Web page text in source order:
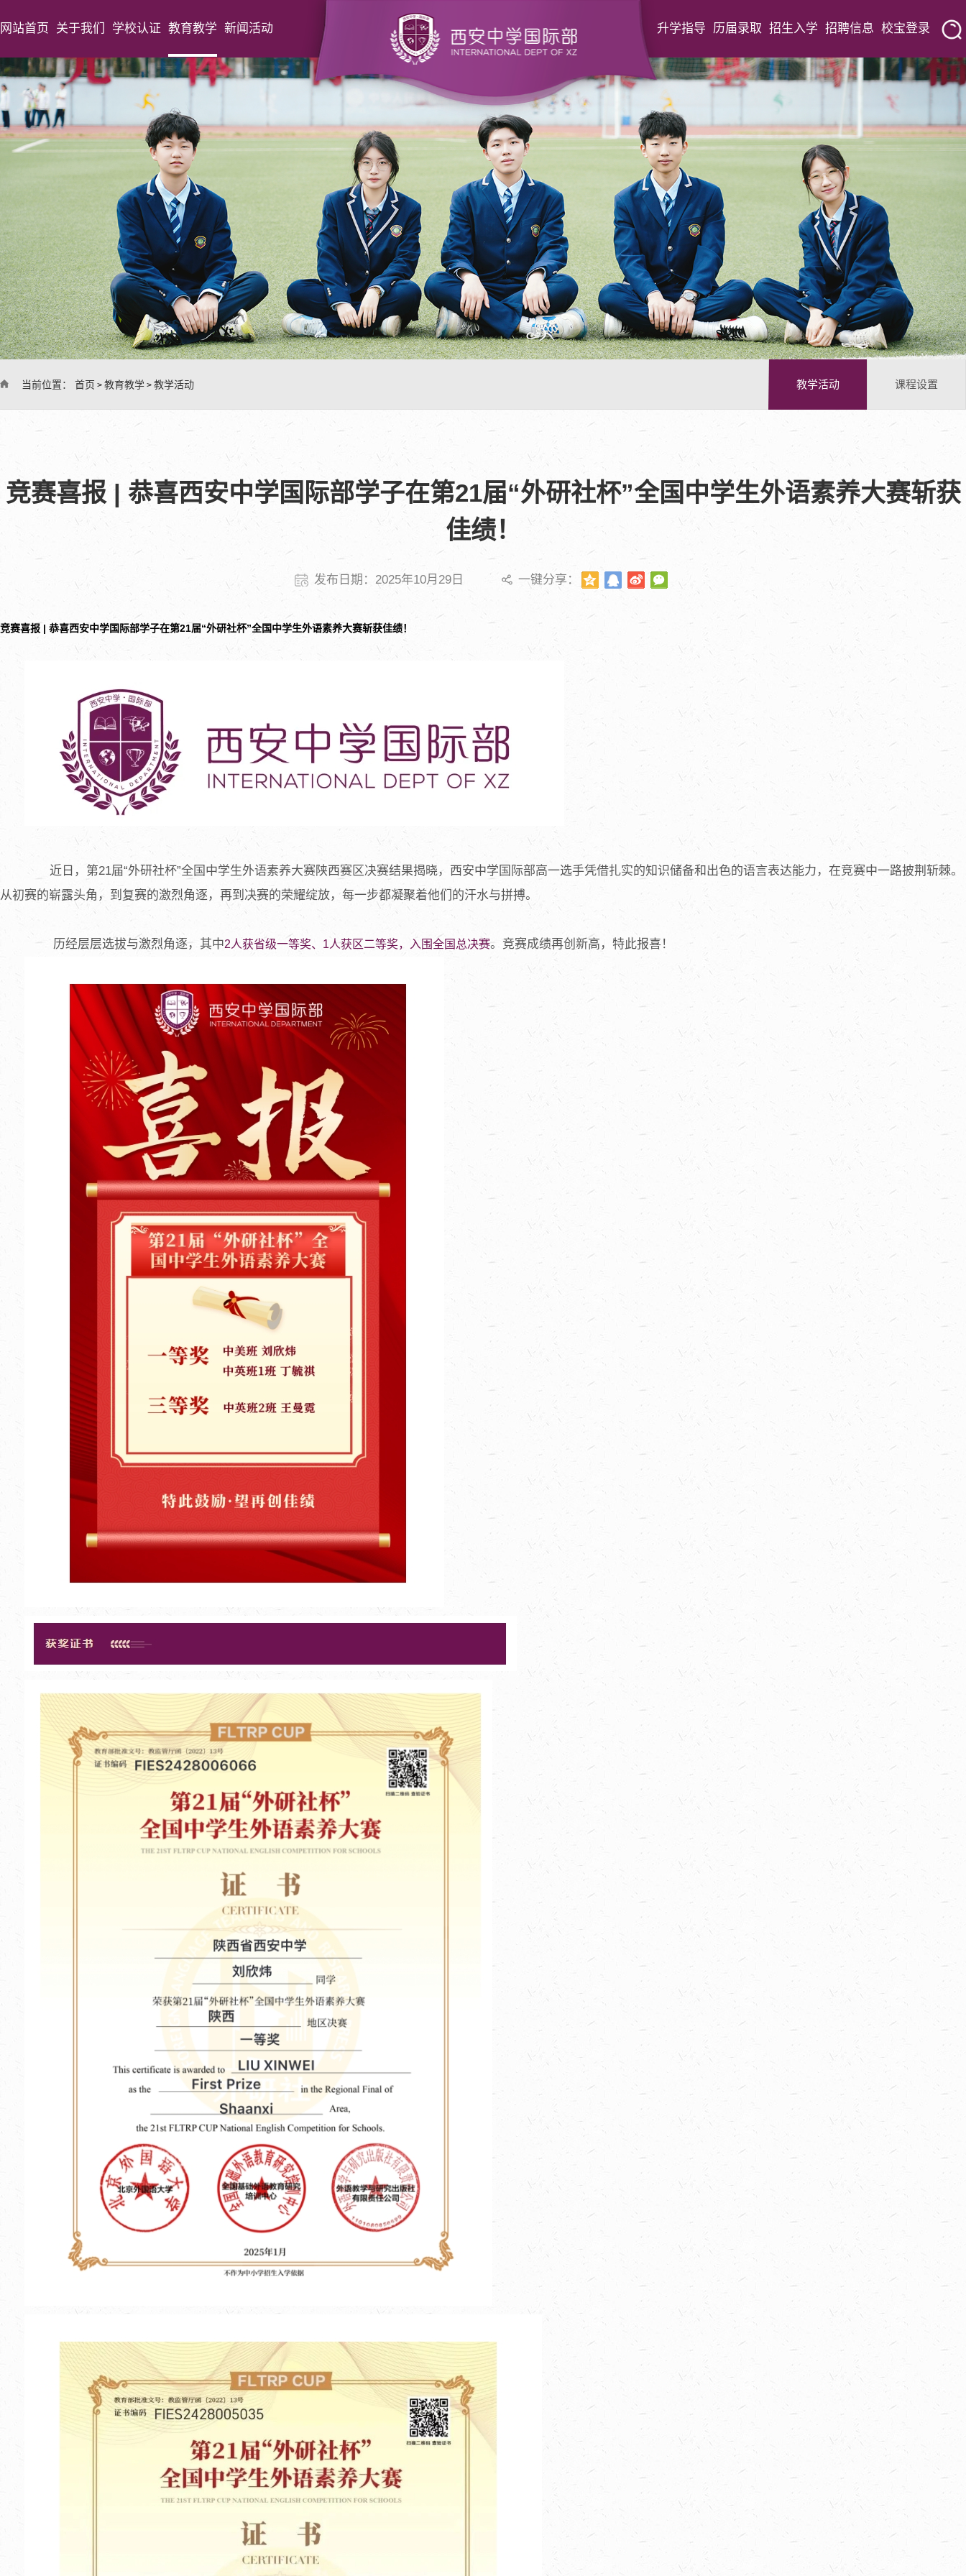
网站首页 关于我们 学校认证 教育教学 新闻活动 升学指导 历届录取 招生入学 招聘信息 校宝登录
当前位置： 首页 > 教育教学 > 教学活动 教学活动 课程设置
竞赛喜报 | 恭喜西安中学国际部学子在第21届“外研社杯”全国中学生外语素养大赛斩获
佳绩！
发布日期：2025年10月29日 一键分享：
竞赛喜报 | 恭喜西安中学国际部学子在第21届“外研社杯”全国中学生外语素养大赛斩获佳绩！
近日，第21届“外研社杯”全国中学生外语素养大赛陕西赛区决赛结果揭晓，西安中学国际部高一选手凭借扎实的知识储备和出色的语言表达能力，在竞赛中一路披荆斩棘。
从初赛的崭露头角，到复赛的激烈角逐，再到决赛的荣耀绽放，每一步都凝聚着他们的汗水与拼搏。
历经层层选拔与激烈角逐，其中2人获省级一等奖、1人获区二等奖，入围全国总决赛。竞赛成绩再创新高，特此报喜！